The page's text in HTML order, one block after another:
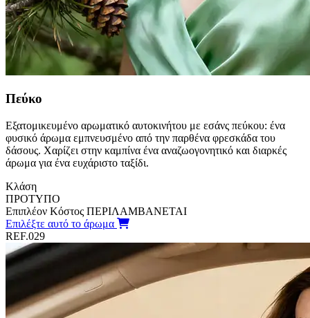
Πεύκο
Εξατομικευμένο αρωματικό αυτοκινήτου με εσάνς πεύκου: ένα
φυσικό άρωμα εμπνευσμένο από την παρθένα φρεσκάδα του
δάσους. Χαρίζει στην καμπίνα ένα αναζωογονητικό και διαρκές
άρωμα για ένα ευχάριστο ταξίδι.
Κλάση
ΠΡΟΤΥΠΟ
Επιπλέον Κόστος ΠΕΡΙΛΑΜΒΑΝΕΤΑΙ
Επιλέξτε αυτό το άρωμα
REF.029